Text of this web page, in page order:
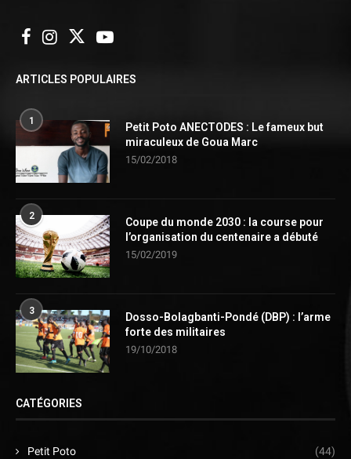
ARTICLES POPULAIRES
1
Petit Poto ANECTODES : Le fameux but
miraculeux de Goua Marc
15/02/2018
2
Coupe du monde 2030 : la course pour
l’organisation du centenaire a débuté
15/02/2019
3
Dosso-Bolagbanti-Pondé (DBP) : l’arme
forte des militaires
19/10/2018
CATÉGORIES
Petit Poto (44)